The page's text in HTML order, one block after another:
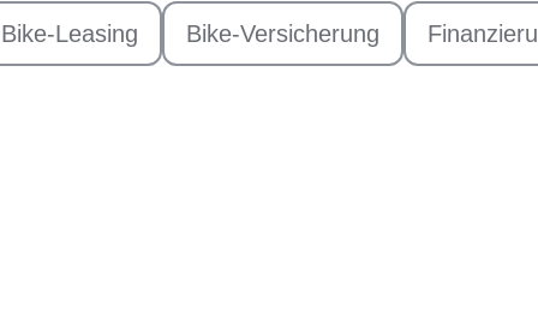
Bike-Leasing Bike-Versicherung